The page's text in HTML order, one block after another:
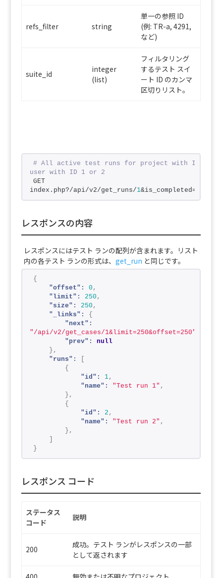
refs_filter string
単一の参照 ID
(例: TR-a, 4291,
など)
suite_id
integer
(list)
フィルタリング
するテスト スイ
ート ID のカンマ
区切りリスト。
# All active test runs for project with ID 1
user with ID 1 or 2
GET
index.php?/api/v2/get_runs/1&is_completed=
レスポンスの内容
レスポンスにはテスト ランの配列が含まれます。リスト
内の各テスト ランの形式は、 get_run と同じです。
{
"offset":
0 ,
"limit":
250 ,
"size":
250 ,
"_links":
{
"next":
"/api/v2/get_cases/1&limit=250&offset=250"
"prev":
null
} ,
"runs":
{
"id":
1,
"name":
"Test run 1" ,
} ,
{
"id":
2 ,
"name":
"Test run 2" ,
} ,
}
レスポンス コード
ステータス
コード
説明
200
成功。テスト ランがレスポンスの一部
として返されます